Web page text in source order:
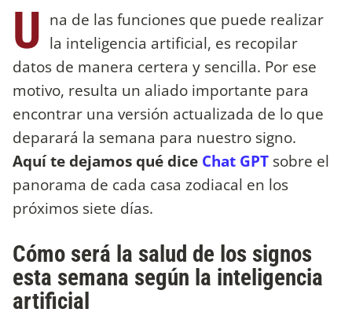
U na de las funciones que puede realizar
la inteligencia artificial, es recopilar
datos de manera certera y sencilla. Por ese
motivo, resulta un aliado importante para
encontrar una versión actualizada de lo que
deparará la semana para nuestro signo.
Aquí te dejamos qué dice Chat GPT sobre el
panorama de cada casa zodiacal en los
próximos siete días.
Cómo será la salud de los signos
esta semana según la inteligencia
artificial